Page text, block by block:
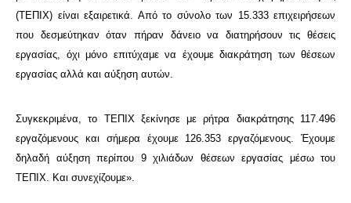
(ΤΕΠΙΧ) είναι εξαιρετικά. Από το σύνολο των 15.333 επιχειρήσεων
που δεσμεύτηκαν όταν πήραν δάνειο να διατηρήσουν τις θέσεις
εργασίας, όχι μόνο επιτύχαμε να έχουμε διακράτηση των θέσεων
εργασίας αλλά και αύξηση αυτών.
Συγκεκριμένα, το ΤΕΠΙΧ ξεκίνησε με ρήτρα διακράτησης 117.496
εργαζόμενους και σήμερα έχουμε 126.353 εργαζόμενους. Έχουμε
δηλαδή αύξηση περίπου 9 χιλιάδων θέσεων εργασίας μέσω του
ΤΕΠΙΧ. Και συνεχίζουμε».